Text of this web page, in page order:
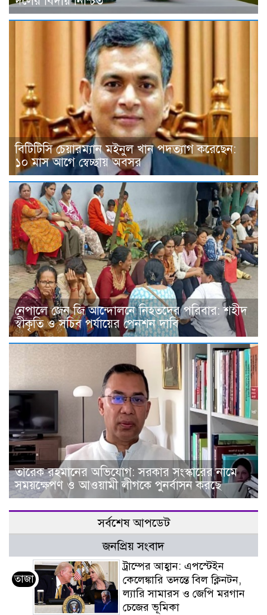
বিটিটিসি চেয়ারম্যান মইনুল খান পদত্যাগ করেছেন:
১০ মাস আগে স্বেচ্ছায় অবসর
নেপালে জেন জি আন্দোলনে নিহতদের পরিবার: শহীদ
স্বীকৃতি ও সচিব পর্যায়ের পেনশন দাবি
তারেক রহমানের অভিযোগ: সরকার সংস্কারের নামে
সময়ক্ষেপণ ও আওয়ামী লীগকে পুনর্বাসন করছে
সর্বশেষ আপডেট
জনপ্রিয় সংবাদ
তাজা
ট্রাম্পের আহ্বান: এপস্টেইন
কেলেঙ্কারি তদন্তে বিল ক্লিনটন,
ল্যারি সামারস ও জেপি মরগান
চেজের ভূমিকা